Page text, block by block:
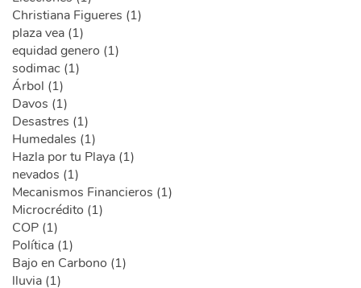
Christiana Figueres (1)
plaza vea (1)
equidad genero (1)
sodimac (1)
Árbol (1)
Davos (1)
Desastres (1)
Humedales (1)
Hazla por tu Playa (1)
nevados (1)
Mecanismos Financieros (1)
Microcrédito (1)
COP (1)
Política (1)
Bajo en Carbono (1)
lluvia (1)